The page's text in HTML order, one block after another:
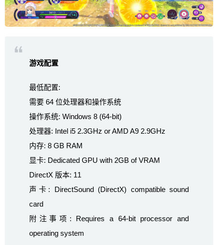
游戏配置
最低配置:
需要 64 位处理器和操作系统
操作系统: Windows 8 (64-bit)
处理器: Intel i5 2.3GHz or AMD A9 2.9GHz
内存: 8 GB RAM
显卡: Dedicated GPU with 2GB of VRAM
DirectX 版本: 11
声卡: DirectSound (DirectX) compatible sound
card
附注事项: Requires a 64-bit processor and
operating system